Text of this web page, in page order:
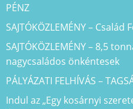
PÉNZ
SAJTÓKÖZLEMÉNY – Család
SAJTÓKÖZLEMÉNY – 8,5
nagycsaládos önkéntesek
PÁLYÁZATI FELHÍVÁS –
Indul az „Egy kosárnyi